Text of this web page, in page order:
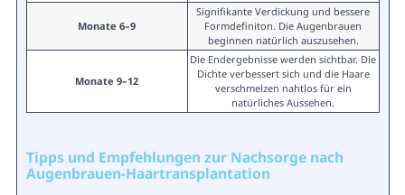
Monate 6–9
Signifikante Verdickung und bessere
Formdefiniton. Die Augenbrauen
beginnen natürlich auszusehen.
Monate 9–12
Die Endergebnisse werden sichtbar. Die
Dichte verbessert sich und die Haare
verschmelzen nahtlos für ein
natürliches Aussehen.
Tipps und Empfehlungen zur Nachsorge nach
Augenbrauen-Haartransplantation